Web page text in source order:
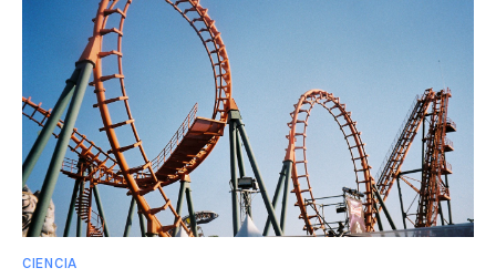
CIENCIA